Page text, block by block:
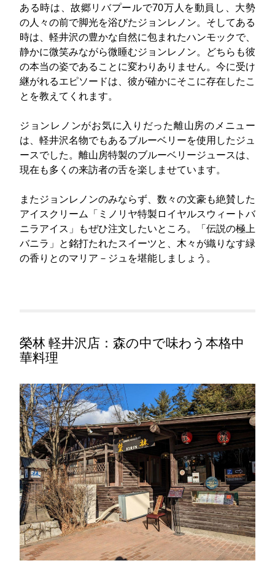
ある時は、故郷リバプールで70万人を動員し、大勢
の人々の前で脚光を浴びたジョンレノン。そしてある
時は、軽井沢の豊かな自然に包まれたハンモックで、
静かに微笑みながら微睡むジョンレノン。どちらも彼
の本当の姿であることに変わりありません。今に受け
継がれるエピソードは、彼が確かにそこに存在したこ
とを教えてくれます。
ジョンレノンがお気に入りだった離山房のメニュー
は、軽井沢名物でもあるブルーベリーを使用したジュ
ースでした。離山房特製のブルーベリージュースは、
現在も多くの来訪者の舌を楽しませています。
またジョンレノンのみならず、数々の文豪も絶賛した
アイスクリーム「ミノリヤ特製ロイヤルスウィートバ
ニラアイス」もぜひ注文したいところ。「伝説の極上
バニラ」と銘打たれたスイーツと、木々が織りなす緑
の香りとのマリア－ジュを堪能しましょう。
榮林 軽井沢店：森の中で味わう本格中
華料理